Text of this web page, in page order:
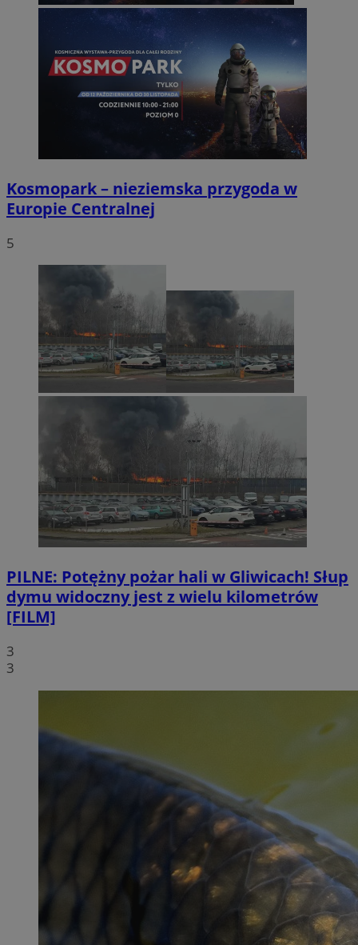
Kosmopark – nieziemska przygoda w
Europie Centralnej
5
PILNE: Potężny pożar hali w Gliwicach! Słup
dymu widoczny jest z wielu kilometrów
[FILM]
3
3